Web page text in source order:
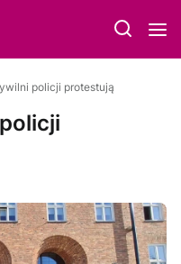
policji protestują